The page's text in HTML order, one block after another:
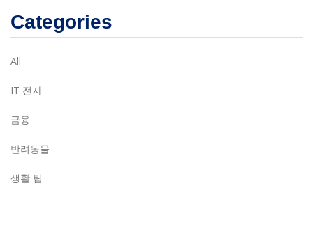
Categories
All
IT 전자
금융
반려동물
생활 팁